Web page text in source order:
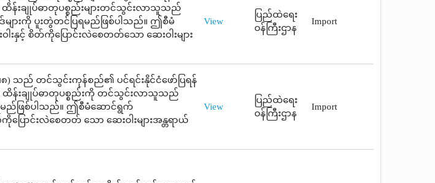
ထိန်းချုပ်ဓာတုပစ္စည်းများတင်သွင်းလာသူသည်
ျားကို ပူးတွဲတင်ပြရမည်ဖြစ်ပါသည်။ ဤစီမံ
နှင့် စိတ်ကိုပြောင်းလဲစေတတ်သော ဆေးဝါးများ
View
ပြည်ထဲရေး
ဝန်ကြီးဌာန
Import
) သည် တင်သွင်းကုန်စည်၏ ပင်ရင်းနိုင်ငံဖော်ပြရန်
ထိန်းချုပ်ဓာတုပစ္စည်းကို တင်သွင်းလာသူသည်
ဖြစ်ပါသည်။ ဤစီမံဆောင်ရွက်
ောင်းလဲစေတတ် သော ဆေးဝါးများအန္တရာယ်
View
ပြည်ထဲရေး
ဝန်ကြီးဌာန
Import